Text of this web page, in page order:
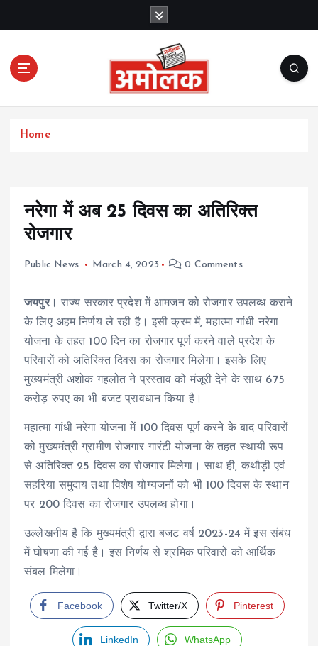
c
Amolak News
Home
नरेगा में अब 25 दिवस का अतिरिक्त
रोजगार
Public News March 4, 2023 0 Comments
जयपुर।
राज्य सरकार प्रदेश मेें आमजन को रोजगार उपलब्ध कराने
के लिए अहम निर्णय ले रही है। इसी क्रम में, महात्मा गांधी नरेगा
योजना के तहत 100 दिन का रोजगार पूर्ण करने वाले प्रदेश के
परिवारों को अतिरिक्त दिवस का रोजगार मिलेगा। इसके लिए
मुख्यमंत्री अशोक गहलोत ने प्रस्ताव को मंजूरी देने के साथ 675
करोड़ रुपए का भी बजट प्रावधान किया है।
महात्मा गांधी नरेगा योजना में 100 दिवस पूर्ण करने के बाद परिवारों
को मुख्यमंत्री ग्रामीण रोजगार गारंटी योजना के तहत स्थायी रूप
से अतिरिक्त 25 दिवस का रोजगार मिलेगा। साथ ही, कथौड़ी एवं
सहरिया समुदाय तथा विशेष योग्यजनों को भी 100 दिवस के स्थान
पर 200 दिवस का रोजगार उपलब्ध होगा।
उल्लेखनीय है कि मुख्यमंत्री द्वारा बजट वर्ष 2023-24 में इस संबंध
में घोषणा की गई है। इस निर्णय से श्रमिक परिवारों को आर्थिक
संबल मिलेगा।
Facebook Twitter/X Pinterest
LinkedIn WhatsApp